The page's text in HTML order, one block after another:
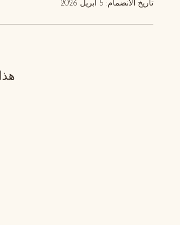
تاريخ الانضمام: 5 أبريل 2026